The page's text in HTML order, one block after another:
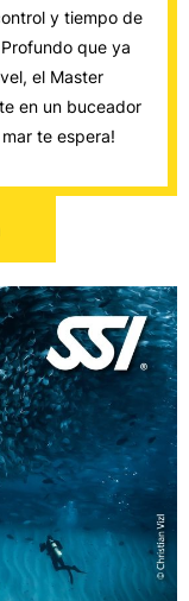
y tiempo de
que ya
el Master
en un buceador
te espera!